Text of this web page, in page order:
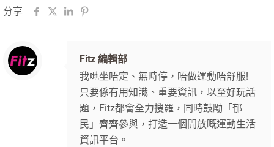
分享
Fitz 編輯部
我哋坐唔定、無時停，唔做運動唔舒服!
只要係有用知識、重要資訊，以至好玩話
題，Fitz都會全力搜羅，同時鼓勵「郁
民」齊齊參與，打造一個開放嘅運動生活
資訊平台。